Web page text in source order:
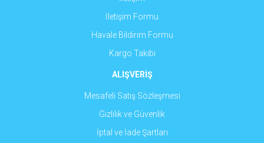
Gönder
İletişim Formu
Havale Bildirim Formu
Kargo Takibi
ALIŞVERİŞ
Mesafeli Satış Sözleşmesi
Gizlilik ve Güvenlik
İptal ve İade Şartları